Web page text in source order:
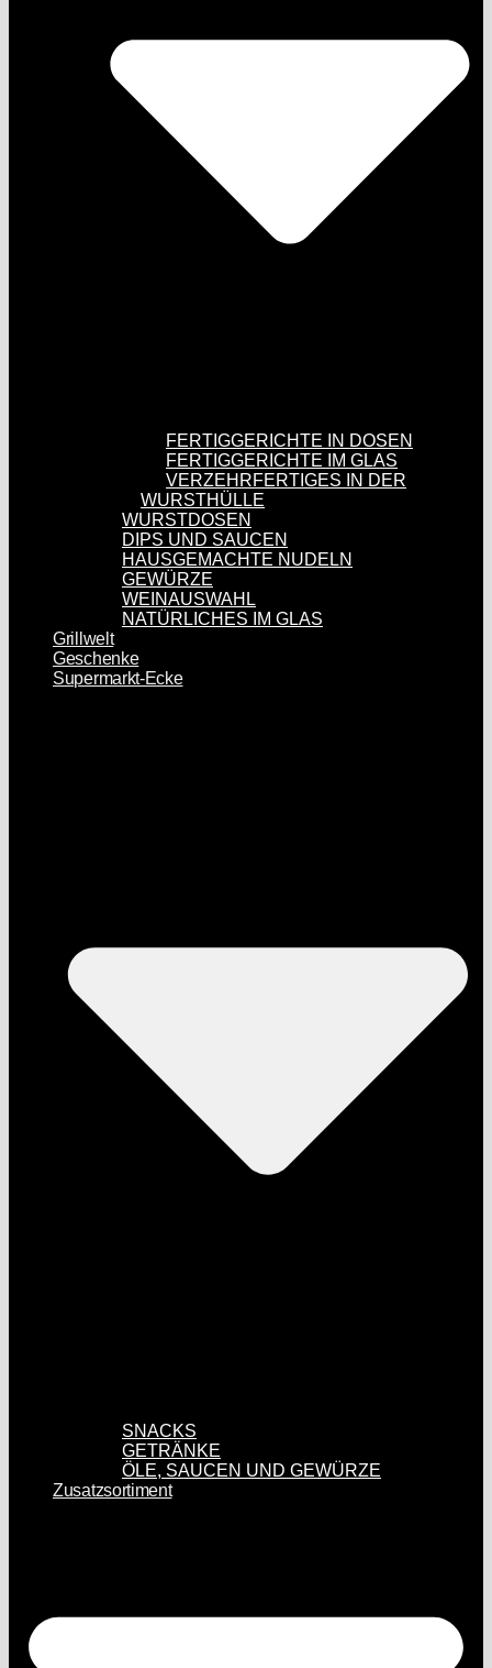
FERTIGGERICHTE IN DOSEN
FERTIGGERICHTE IM GLAS
VERZEHRFERTIGES IN DER
WURSTHÜLLE
WURSTDOSEN
DIPS UND SAUCEN
HAUSGEMACHTE NUDELN
GEWÜRZE
WEINAUSWAHL
NATÜRLICHES IM GLAS
Grillwelt
Geschenke
Supermarkt-Ecke
SNACKS
GETRÄNKE
ÖLE, SAUCEN UND GEWÜRZE
Zusatzsortiment